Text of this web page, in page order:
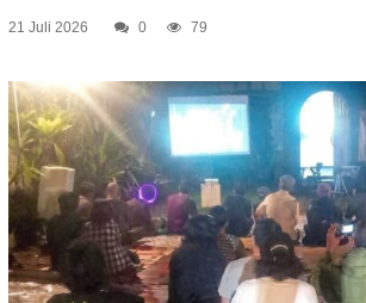
21 Juli 2026 0 79